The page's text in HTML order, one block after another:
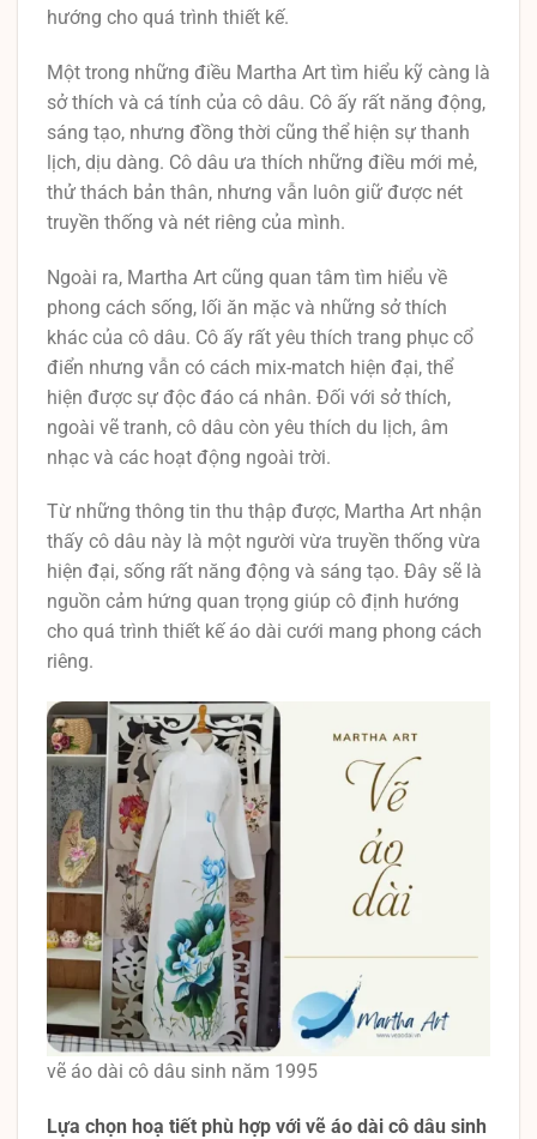
hướng cho quá trình thiết kế.
Một trong những điều Martha Art tìm hiểu kỹ càng là
sở thích và cá tính của cô dâu. Cô ấy rất năng động,
sáng tạo, nhưng đồng thời cũng thể hiện sự thanh
lịch, dịu dàng. Cô dâu ưa thích những điều mới mẻ,
thử thách bản thân, nhưng vẫn luôn giữ được nét
truyền thống và nét riêng của mình.
Ngoài ra, Martha Art cũng quan tâm tìm hiểu về
phong cách sống, lối ăn mặc và những sở thích
khác của cô dâu. Cô ấy rất yêu thích trang phục cổ
điển nhưng vẫn có cách mix-match hiện đại, thể
hiện được sự độc đáo cá nhân. Đối với sở thích,
ngoài vẽ tranh, cô dâu còn yêu thích du lịch, âm
nhạc và các hoạt động ngoài trời.
Từ những thông tin thu thập được, Martha Art nhận
thấy cô dâu này là một người vừa truyền thống vừa
hiện đại, sống rất năng động và sáng tạo. Đây sẽ là
nguồn cảm hứng quan trọng giúp cô định hướng
cho quá trình thiết kế áo dài cưới mang phong cách
riêng.
vẽ áo dài cô dâu sinh năm 1995
Lựa chọn hoạ tiết phù hợp với vẽ áo dài cô dâu sinh